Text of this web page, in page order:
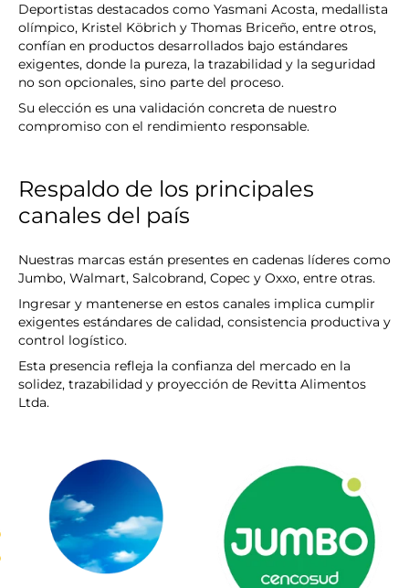
Deportistas destacados como Yasmani Acosta, medallista
olímpico, Kristel Köbrich y Thomas Briceño, entre otros,
confían en productos desarrollados bajo estándares
exigentes, donde la pureza, la trazabilidad y la seguridad
no son opcionales, sino parte del proceso.
Su elección es una validación concreta de nuestro
compromiso con el rendimiento responsable.
Respaldo de los principales
canales del país
Nuestras marcas están presentes en cadenas líderes como
Jumbo, Walmart, Salcobrand, Copec y Oxxo, entre otras.
Ingresar y mantenerse en estos canales implica cumplir
exigentes estándares de calidad, consistencia productiva y
control logístico.
Esta presencia refleja la confianza del mercado en la
solidez, trazabilidad y proyección de Revitta Alimentos
Ltda.